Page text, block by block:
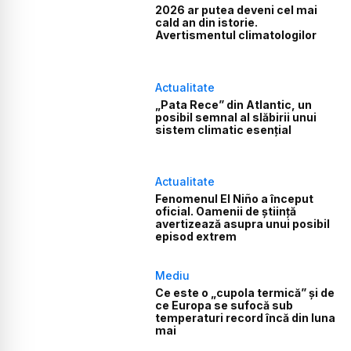
2026 ar putea deveni cel mai
cald an din istorie.
Avertismentul climatologilor
Actualitate
„Pata Rece” din Atlantic, un
posibil semnal al slăbirii unui
sistem climatic esențial
Actualitate
Fenomenul El Niño a început
oficial. Oamenii de știință
avertizează asupra unui posibil
episod extrem
Mediu
Ce este o „cupola termică” și de
ce Europa se sufocă sub
temperaturi record încă din luna
mai